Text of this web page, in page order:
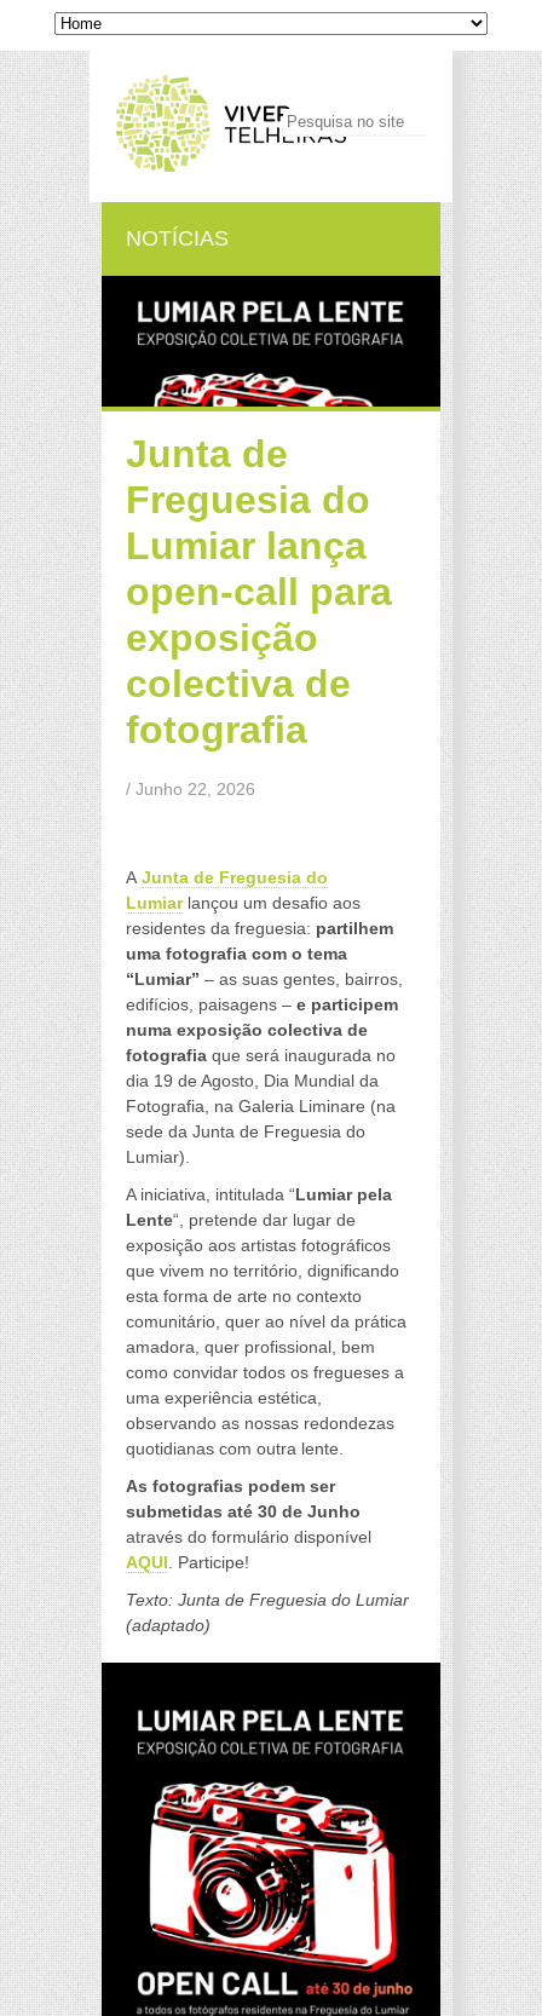
NOTÍCIAS
Junta de
Freguesia do
Lumiar lança
open-call para
exposição
colectiva de
fotografia
/ Junho 22, 2026
A Junta de Freguesia do
Lumiarlançou um desafio aos
residentes da freguesia: partilhem
uma fotografia com o tema
“Lumiar” – as suas gentes, bairros,
edifícios, paisagens – e participem
numa exposição colectiva de
fotografia que será inaugurada no
dia 19 de Agosto, Dia Mundial da
Fotografia, na Galeria Liminare (na
sede da Junta de Freguesia do
Lumiar).
A iniciativa, intitulada “Lumiar pela
Lente“, pretende dar lugar de
exposição aos artistas fotográficos
que vivem no território, dignificando
esta forma de arte no contexto
comunitário, quer ao nível da prática
amadora, quer profissional, bem
como convidar todos os fregueses a
uma experiência estética,
observando as nossas redondezas
quotidianas com outra lente.
As fotografias podem ser
submetidas até 30 de Junho
através do formulário disponível
AQUI. Participe!
Texto: Junta de Freguesia do Lumiar
(adaptado)